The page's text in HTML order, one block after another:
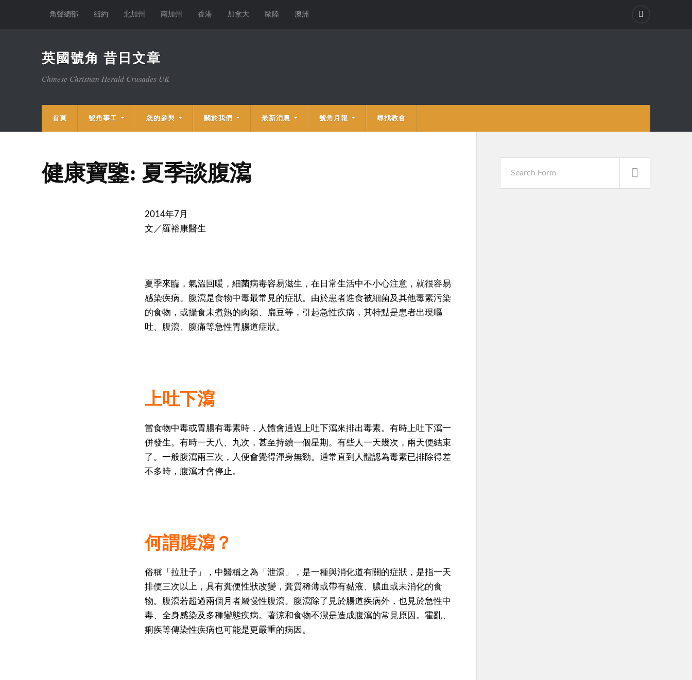
角聲總部 紐約 北加州 南加州 香港 加拿大 歐陸 澳洲
英國號角 昔日文章
Chinese Christian Herald Crusades UK
首頁 號角事工 您的參與 關於我們 最新消息 號角月報 尋找教會
健康寶鑒: 夏季談腹瀉
2014年7月
文／羅裕康醫生
夏季來臨，氣溫回暖，細菌病毒容易滋生，在日常生活中不小心注意，就很容易
感染疾病。腹瀉是食物中毒最常見的症狀。由於患者進食被細菌及其他毒素污染
的食物，或攝食未煮熟的肉類、扁豆等，引起急性疾病，其特點是患者出現嘔
吐、腹瀉、腹痛等急性胃腸道症狀。
上吐下瀉
當食物中毒或胃腸有毒素時，人體會通過上吐下瀉來排出毒素。有時上吐下瀉一
併發生。有時一天八、九次，甚至持續一個星期。有些人一天幾次，兩天便結束
了。一般腹瀉兩三次，人便會覺得渾身無勁。通常直到人體認為毒素已排除得差
不多時，腹瀉才會停止。
何謂腹瀉？
俗稱「拉肚子」，中醫稱之為「泄瀉」，是一種與消化道有關的症狀，是指一天
排便三次以上，具有糞便性狀改變，糞質稀薄或帶有黏液、膿血或未消化的食
物。腹瀉若超過兩個月者屬慢性腹瀉。腹瀉除了見於腸道疾病外，也見於急性中
毒、全身感染及多種變態疾病。著涼和食物不潔是造成腹瀉的常見原因。霍亂、
痢疾等傳染性疾病也可能是更嚴重的病因。